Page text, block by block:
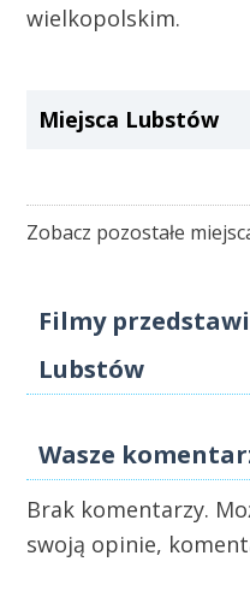
wielkopolskim.
Miejsca Lubstów
Zobacz pozostałe
Filmy
Lubstów
Wasze
Brak komentarzy.
swoją opinie,